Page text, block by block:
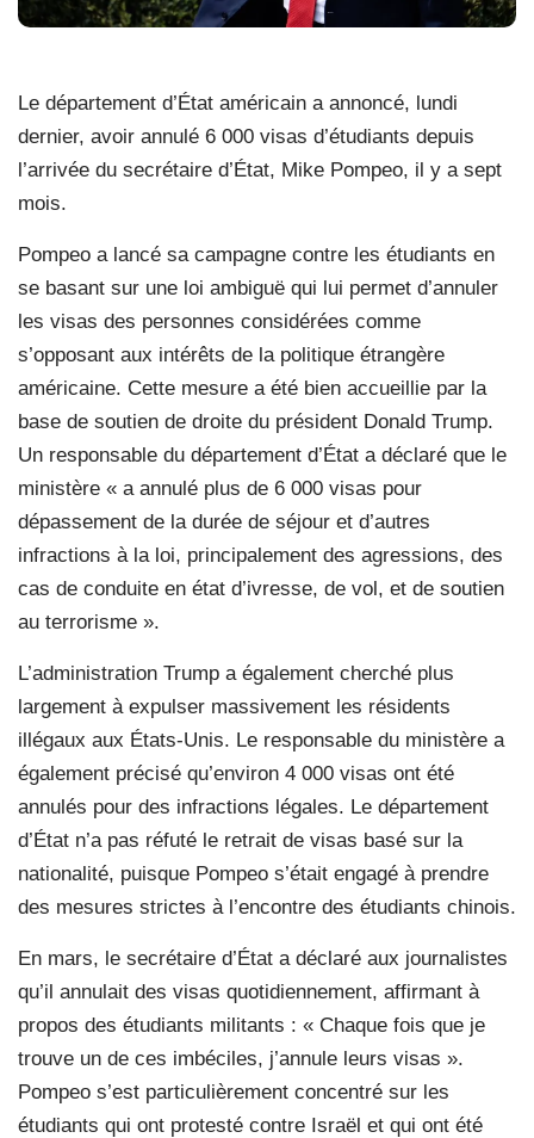
Le département d’État américain a annoncé, lundi
dernier, avoir annulé 6 000 visas d’étudiants depuis
l’arrivée du secrétaire d’État, Mike Pompeo, il y a sept
mois.
Pompeo a lancé sa campagne contre les étudiants en
se basant sur une loi ambiguë qui lui permet d’annuler
les visas des personnes considérées comme
s’opposant aux intérêts de la politique étrangère
américaine. Cette mesure a été bien accueillie par la
base de soutien de droite du président Donald Trump.
Un responsable du département d’État a déclaré que le
ministère « a annulé plus de 6 000 visas pour
dépassement de la durée de séjour et d’autres
infractions à la loi, principalement des agressions, des
cas de conduite en état d’ivresse, de vol, et de soutien
au terrorisme ».
L’administration Trump a également cherché plus
largement à expulser massivement les résidents
illégaux aux États-Unis. Le responsable du ministère a
également précisé qu’environ 4 000 visas ont été
annulés pour des infractions légales. Le département
d’État n’a pas réfuté le retrait de visas basé sur la
nationalité, puisque Pompeo s’était engagé à prendre
des mesures strictes à l’encontre des étudiants chinois.
En mars, le secrétaire d’État a déclaré aux journalistes
qu’il annulait des visas quotidiennement, affirmant à
propos des étudiants militants : « Chaque fois que je
trouve un de ces imbéciles, j’annule leurs visas ».
Pompeo s’est particulièrement concentré sur les
étudiants qui ont protesté contre Israël et qui ont été